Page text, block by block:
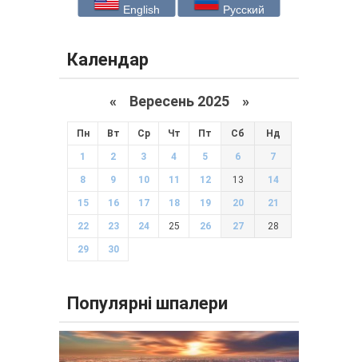
English Русский
Календар
« Вересень 2025 »
Пн Вт Ср Чт Пт Сб Нд
1 2 3 4 5 6 7
8 9 10 11 12 13 14
15 16 17 18 19 20 21
22 23 24 25 26 27 28
29 30
Популярні шпалери